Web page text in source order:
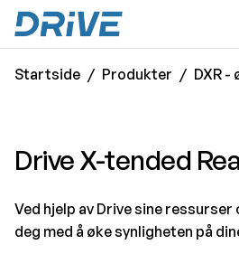
hovedinnhold
Startside Produkter DXR -
Drive X-tended
Ved hjelp av Drive sine
deg med å øke synligheten på